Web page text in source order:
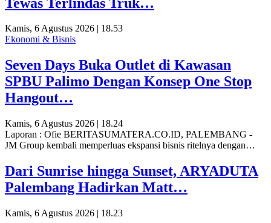
Kamis, 6 Agustus 2026 | 18.53
Ekonomi & Bisnis
Seven Days Buka Outlet di Kawasan
SPBU Palimo Dengan Konsep One Stop
Hangout…
Kamis, 6 Agustus 2026 | 18.24
Laporan : Ofie BERITASUMATERA.CO.ID, PALEMBANG -
JM Group kembali memperluas ekspansi bisnis ritelnya dengan…
Dari Sunrise hingga Sunset, ARYADUTA
Palembang Hadirkan Matt…
Kamis, 6 Agustus 2026 | 18.23